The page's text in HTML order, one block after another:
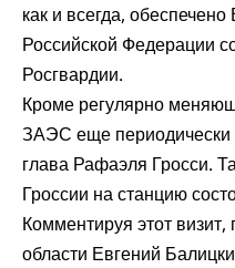
как и всегда,
Российской Федерации
Росгвардии.
Кроме регулярно
ЗАЭС еще периодически
глава Рафаэля Гросси.
Гроссии на станцию
Комментируя этот
области Евгений